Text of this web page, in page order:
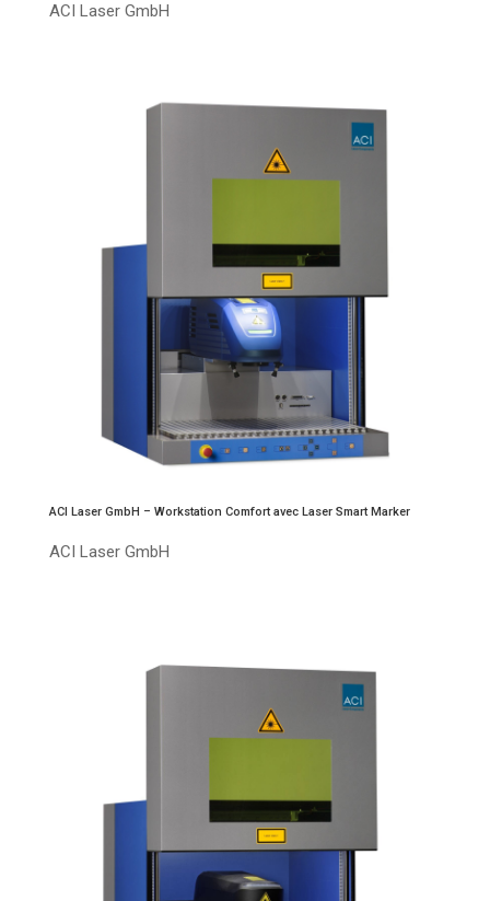
ACI Laser GmbH
ACI Laser GmbH – Workstation Comfort avec Laser Smart Marker
ACI Laser GmbH